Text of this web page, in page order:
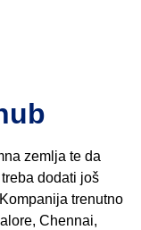
zemlja te da
dodati još
trenutno
Chennai,